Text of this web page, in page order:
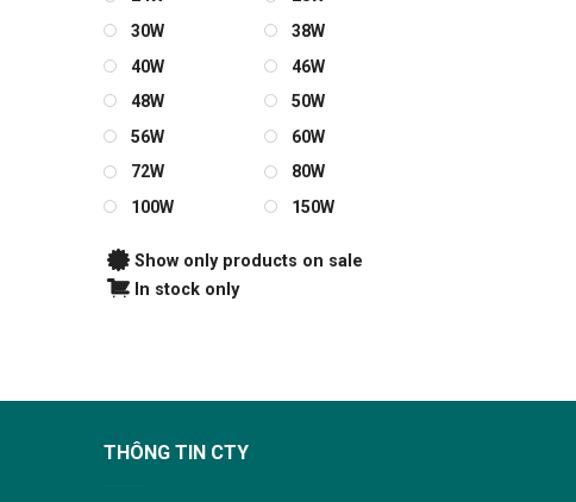
30W
38W
40W
46W
48W
50W
56W
60W
72W
80W
100W
150W
Show only products on sale
In stock only
THÔNG TIN CTY